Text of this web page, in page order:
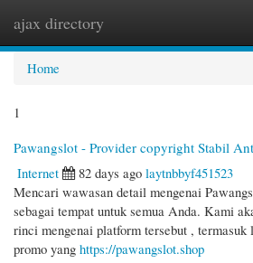
ajax directory
Home
1
Pawangslot - Provider copyright Stabil
Internet
82 days ago laytnbbyf451523
Mencari wawasan detail mengenai
sebagai tempat untuk semua Anda. Kami
rinci mengenai platform tersebut , termasuk
promo yang https://pawangslot.shop